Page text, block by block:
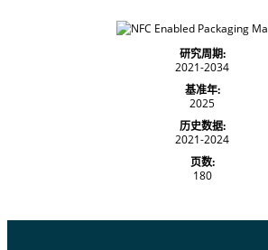
研究周期:
2021-2034
基准年:
2025
历史数据:
2021-2024
页数:
180